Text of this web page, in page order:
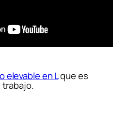
elevable en Lque es
trabajo.